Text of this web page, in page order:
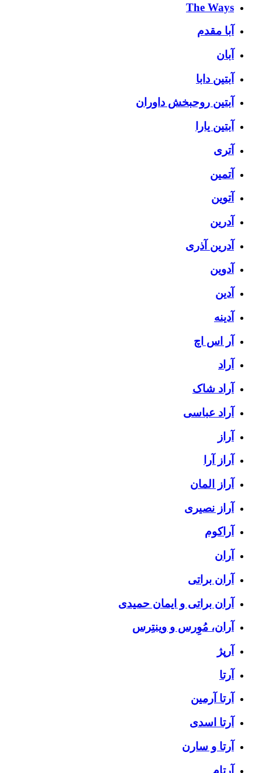
The Ways
آبا مقدم
آبان
آبتین دابا
آبتین روحبخش داوران
آبتین یارا
آتری
آتمین
آتوین
آدرین
آدرین آذری
آدوین
آدین
آدینه
آر اس اچ
آراد
آراد شاک
آراد عباسی
آراز
آراز آرا
آراز المان
آراز نصیری
آراکوم
آران
آران براتی
آران براتی و ایمان حمیدی
آران، مُوِرس و وینتِرس
آرپژ
آرتا
آرتا آرمین
آرتا اسدی
آرتا و سارن
آرتام